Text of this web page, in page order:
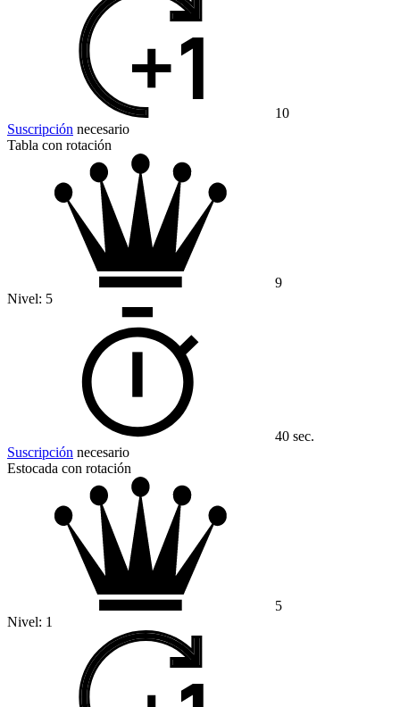
10
Suscripción necesario
Tabla con rotación
9
Nivel: 5
40 sec.
Suscripción necesario
Estocada con rotación
5
Nivel: 1